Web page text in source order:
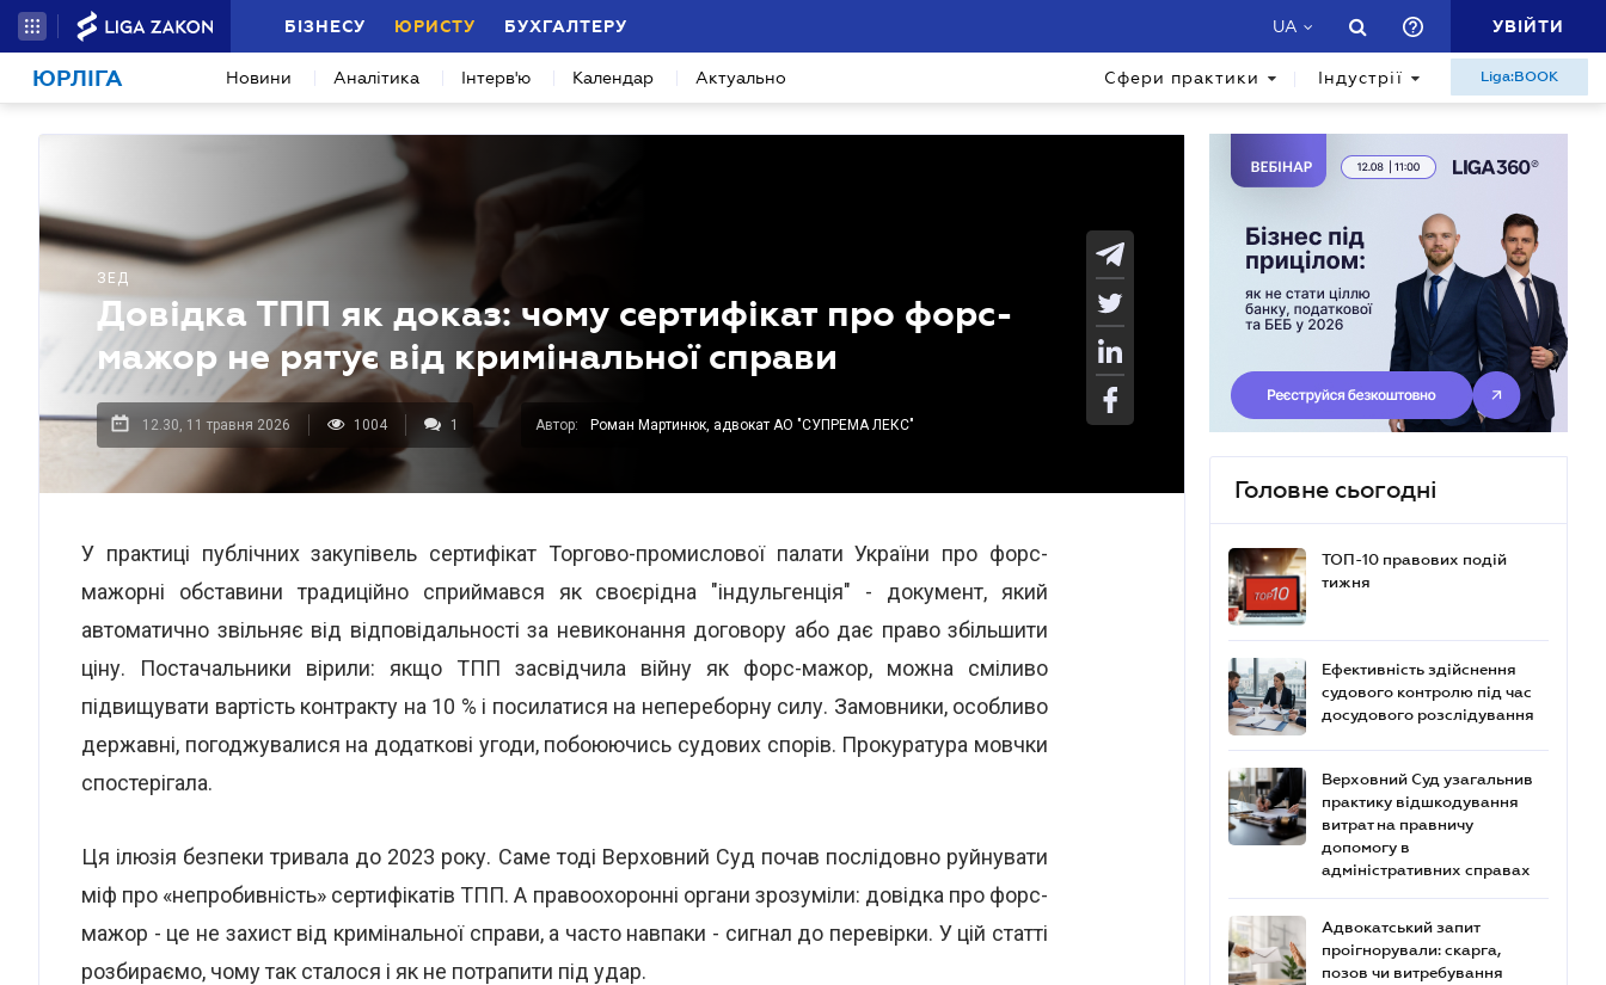
БІЗНЕСУ ЮРИСТУ БУХГАЛТЕРУ UA УВІЙТИ
ЮРЛІГА Новини Аналітика Інтерв'ю Календар Актуально Сфери практики Індустрії Liga:BOOK
ЗЕД
Довідка ТПП як доказ: чому сертифікат про форс-
мажор не рятує від кримінальної справи
12.30, 11 травня 2026 1004 1 Автор: Роман Мартинюк, адвокат АО "СУПРЕМА ЛЕКС"
У практиці публічних закупівель сертифікат Торгово-промислової палати України про форс-
мажорні обставини традиційно сприймався як своєрідна "індульгенція" - документ, який
автоматично звільняє від відповідальності за невиконання договору або дає право збільшити
ціну. Постачальники вірили: якщо ТПП засвідчила війну як форс-мажор, можна сміливо
підвищувати вартість контракту на 10 % і посилатися на непереборну силу. Замовники, особливо
державні, погоджувалися на додаткові угоди, побоюючись судових спорів. Прокуратура мовчки
спостерігала.
Ця ілюзія безпеки тривала до 2023 року. Саме тоді Верховний Суд почав послідовно руйнувати
міф про «непробивність» сертифікатів ТПП. А правоохоронні органи зрозуміли: довідка про форс-
мажор - це не захист від кримінальної справи, а часто навпаки - сигнал до перевірки. У цій статті
розбираємо, чому так сталося і як не потрапити під удар.
Головне сьогодні
ТОП-10 правових подій
тижня
Ефективність здійснення
судового контролю під час
досудового розслідування
Верховний Суд узагальнив
практику відшкодування
витрат на правничу
допомогу в
адміністративних справах
Адвокатський запит
проігнорували: скарга,
позов чи витребування